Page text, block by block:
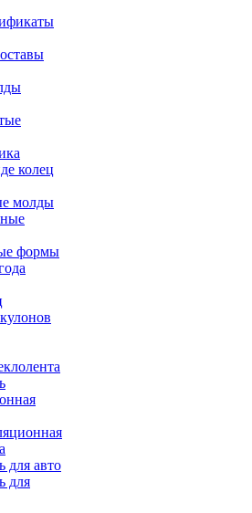
колец
молды
формы
для авто
для